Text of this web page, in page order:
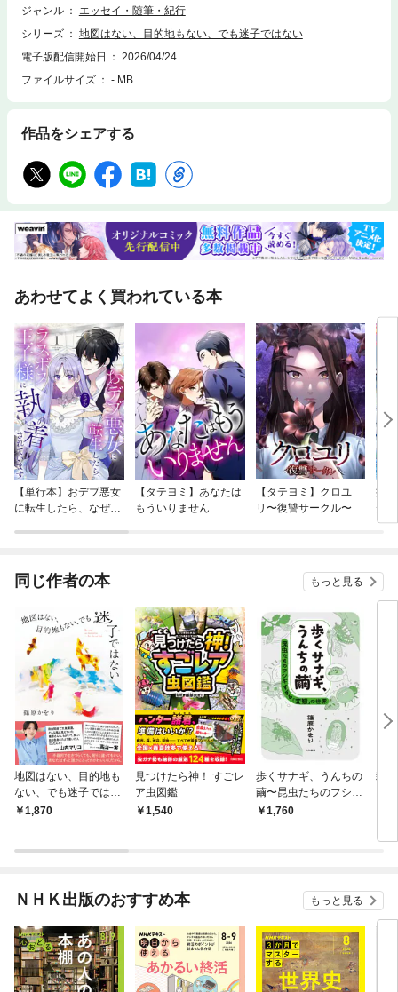
多かったという。それでも、ユニークで情愛深い両親や、一生つきあって
好きなことを追求して今の自分にたどり着いた。彼女ならではの個性あふ
れる視点で日々の出来事や、愛情あふれる子育て、自身にとっての理想の
ソナルな面ををつまびらかに著したエッセイ集。ファンのみならず、将来
やかなるときも好きになるために生まれてきた改姓のこと来れネクストジ
私へ男装の変人まだ見つけられるのを待っているふしぎがあるI’llbeback.G
oodMorningtoAll.ただいま世界人生でしたい100のコト新メンバーを紹介
ようか100周年まで愛を込めて目に見える笑い声手紙 ～拝啓十四の君へ
～宇宙の果てまで、君はかわいいDr.Shinoharaと呼ばれたいホットパン
ツ、何歳まで穿いていい？世界一の目玉焼きを作りに何かを育てている父
誰かを守るためにあとがき
ジャンル
エッセイ・随筆・紀行
シリーズ
地図はない、目的地もない、でも迷子ではない
電子版配信開始日
2026/04/24
ファイルサイズ
- MB
作品をシェアする
あわせてよく買われている本
【単行本】おデブ悪女
に転生したら、なぜか
【タテヨミ】あなたは
もういりません
【タテヨミ】クロユ
リ〜復讐サークル〜
病
が
ぎ
同じ作者の本 もっと見る
地図はない、目的地も
ない、でも迷子ではな
い1,870
見つけたら神！ すごレ
ア虫図鑑
1,540
歩くサナギ、うんちの
繭〜昆虫たちのフシギ
すぎる「変態」の世界
1,760
雑
ＮＨＫ出版のおすすめ本 もっと見る